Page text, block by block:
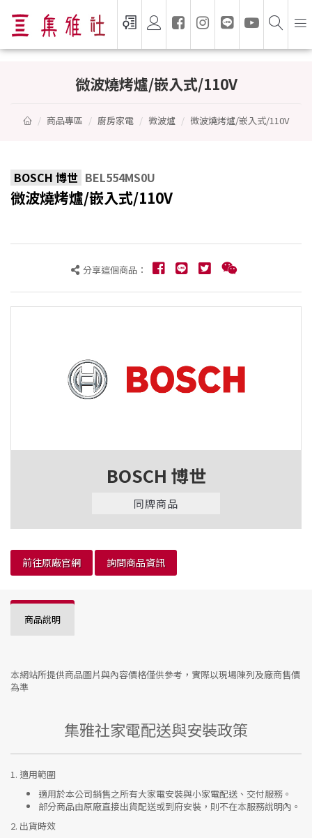
微波燒烤爐/嵌入式/110V - BOSCH 博世
微波燒烤爐/嵌入式/110V
商品專區 廚房家電 微波爐 微波燒烤爐/嵌入式/110V
BOSCH 博世 BEL554MS0U
微波燒烤爐/嵌入式/110V
分享這個商品：
BOSCH 博世
同牌商品
前往原廠官網 詢問商品資訊
商品說明
本網站所提供商品圖片與內容價格僅供參考，實際以現場陳列及廠商售價
為準
集雅社家電配送與安裝政策
1. 適用範圍
適用於本公司銷售之所有大家電安裝與小家電配送、交付服務。
部分商品由原廠直接出貨配送或到府安裝，則不在本服務說明內。
2. 出貨時效